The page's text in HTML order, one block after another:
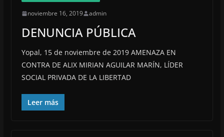
noviembre 16, 2019 admin
DENUNCIA PÚBLICA
Yopal, 15 de noviembre de 2019 AMENAZA EN
CONTRA DE ALIX MIRIAN AGUILAR MARÍN, LÍDER
SOCIAL PRIVADA DE LA LIBERTAD
Leer más